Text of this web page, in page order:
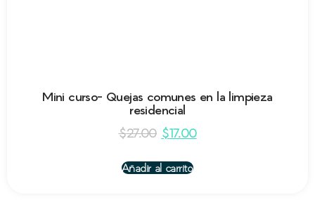
Mini curso- Quejas comunes en la limpieza
residencial
$27.00 $17.00
Añadir al carrito